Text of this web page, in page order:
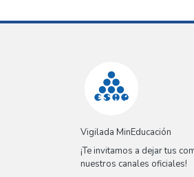
Vigilada MinEducación
¡Te invitamos a dejar tus
nuestros canales oficiales!